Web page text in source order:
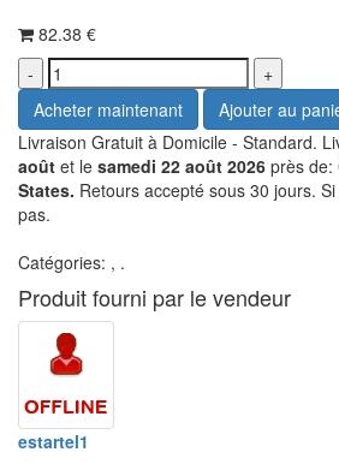
82.38 €
Livraison Gratuit à Domicile - Standard.
août et le samedi 22 août 2026 près de:
States. Retours accepté sous 30 jours.
pas.
Catégories: , .
Produit fourni par le vendeur
estartel1